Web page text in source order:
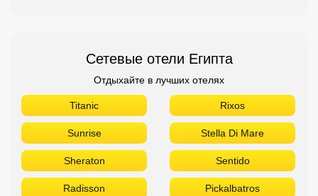
Сетевые отели Египта
Отдыхайте в лучших отелях
Titanic Rixos
Sunrise Stella Di Mare
Sheraton Sentido
Radisson Pickalbatros